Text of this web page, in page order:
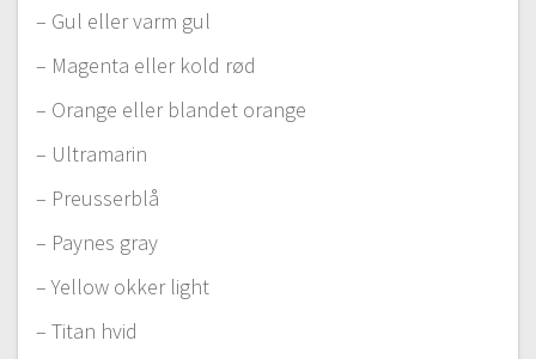
– Gul eller varm gul
– Magenta eller kold rød
– Orange eller blandet orange
– Ultramarin
– Preusserblå
– Paynes gray
– Yellow okker light
– Titan hvid
#1 Mal grønne farver
Gratis video
#2 Monochrome akvarel øvelse
#3 Monochrome akvarel øvelse del 2
12:54
13:19